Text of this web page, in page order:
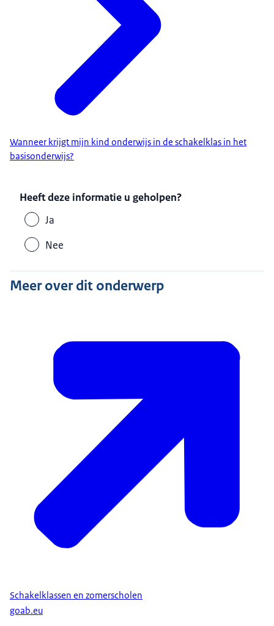
Wanneer krijgt mijn kind onderwijs in de schakelklas in het
basisonderwijs?
Heeft deze informatie u geholpen?
Ja
Nee
Meer over dit onderwerp
Schakelklassen en zomerscholen
goab.eu